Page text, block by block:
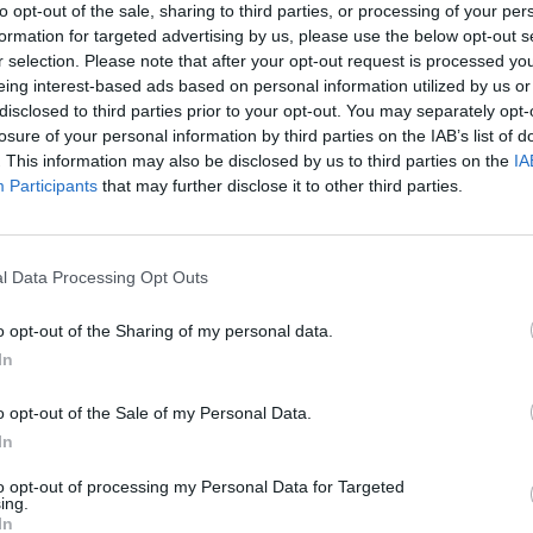
opt-out of the sale, sharing to third parties, or processing of your
for targeted advertising by us, please use the below opt-out
selection. Please note that after your opt-out request is processed
interest-based ads based on personal information utilized by us
to third parties prior to your opt-out. You may separately
of your personal information by third parties on the IAB’s list of
This information may also be disclosed by us to third parties on the
Participants that may further disclose it to other third parties.
Data Processing Opt Outs
opt-out of the Sharing of my personal data.
opt-out of the Sale of my Personal Data.
opt-out of processing my Personal Data for Targeted
X6 50ML
NOVINKA
vyhladenie vrások a liniek.
Hĺbkovo intenzívne vyživuje
64,00 €
NOVINKA